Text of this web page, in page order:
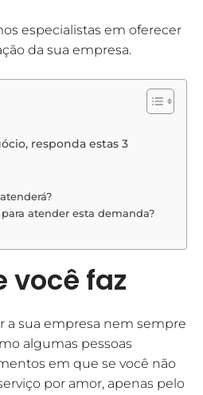
especialistas em oferecer
da sua empresa.
responda estas 3
atender esta demanda?
você faz
a sua empresa nem sempre
algumas pessoas
em que se você não
por amor, apenas pelo